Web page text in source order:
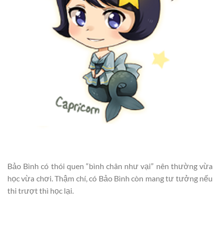
Bảo Bình có thói quen “bình chân như vại” nên thường vừa
học vừa chơi. Thậm chí, có Bảo Bình còn mang tư tưởng nếu
thi trượt thì học lại.